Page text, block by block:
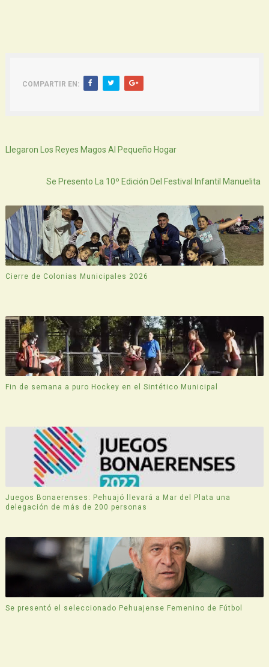
COMPARTIR EN:
Llegaron Los Reyes Magos Al Pequeño Hogar
Se Presento La 10º Edición Del Festival Infantil Manuelita
Cierre de Colonias Municipales 2026
Fin de semana a puro Hockey en el Sintético Municipal
Juegos Bonaerenses: Pehuajó llevará a Mar del Plata una
delegación de más de 200 personas
Se presentó el seleccionado Pehuajense Femenino de Fútbol